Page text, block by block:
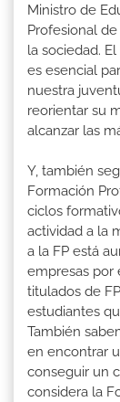
Ministro de
Profesional
la sociedad.
es esencial
nuestra
reorientar su
alcanzar las
Y, también
Formación
ciclos
actividad a la
a la FP está
empresas por
titulados de
estudiantes
También
en encontrar
conseguir un
considera la